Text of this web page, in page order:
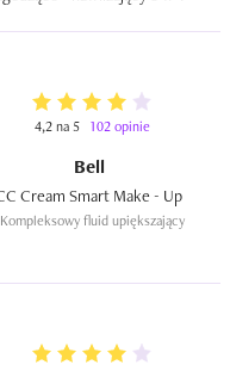
4,2 na 5 102 opinie
Bell
Kompleksowy fluid upiększający